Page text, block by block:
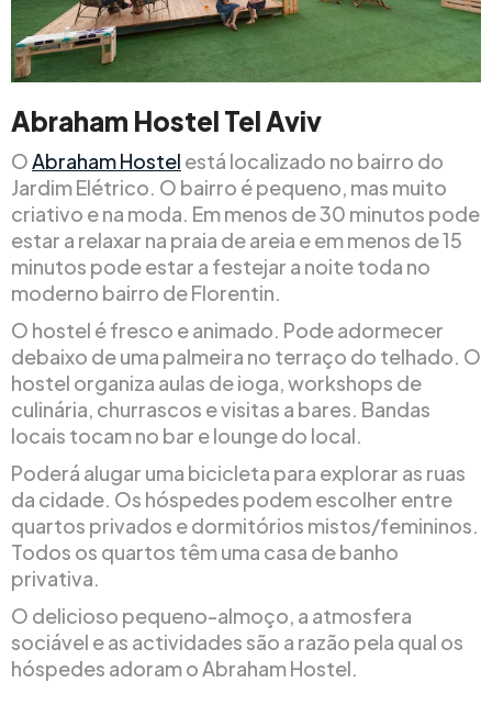
Abraham Hostel Tel Aviv
OAbraham Hostel está localizado no bairro do
Jardim Elétrico. O bairro é pequeno, mas muito
criativo e na moda. Em menos de 30 minutos pode
estar a relaxar na praia de areia e em menos de 15
minutos pode estar a festejar a noite toda no
moderno bairro de Florentin.
O hostel é fresco e animado. Pode adormecer
debaixo de uma palmeira no terraço do telhado. O
hostel organiza aulas de ioga, workshops de
culinária, churrascos e visitas a bares. Bandas
locais tocam no bar e lounge do local.
Poderá alugar uma bicicleta para explorar as ruas
da cidade. Os hóspedes podem escolher entre
quartos privados e dormitórios mistos/femininos.
Todos os quartos têm uma casa de banho
privativa.
O delicioso pequeno-almoço, a atmosfera
sociável e as actividades são a razão pela qual os
hóspedes adoram o Abraham Hostel.